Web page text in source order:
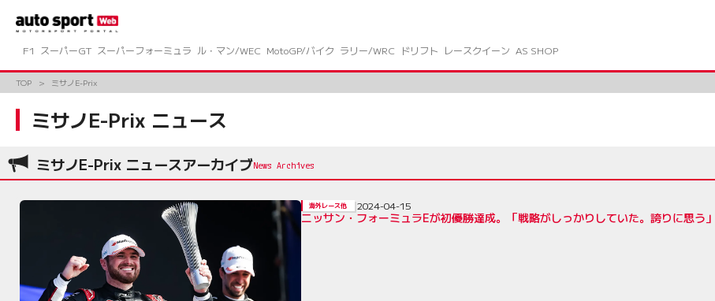
ツ
ス
F1
スーパーGT スーパーフォーミュラ ル・マン/WEC MotoGP/バイク ラリー/WRC ドリフト レースクイーン AS SHOP
TOP ミサノE-Prix
ミサノE-Prix ニュース
ミサノE-Prix ニュースアーカイブ
ニッサン・フォーミュラEが初優勝達成。「戦略がしっかりしていた。誇りに思う
海外レース他 2024-04-15